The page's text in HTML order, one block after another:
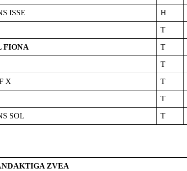
ISSE H
T
FIONA T
T
X T
T
SOL T
ZVEA